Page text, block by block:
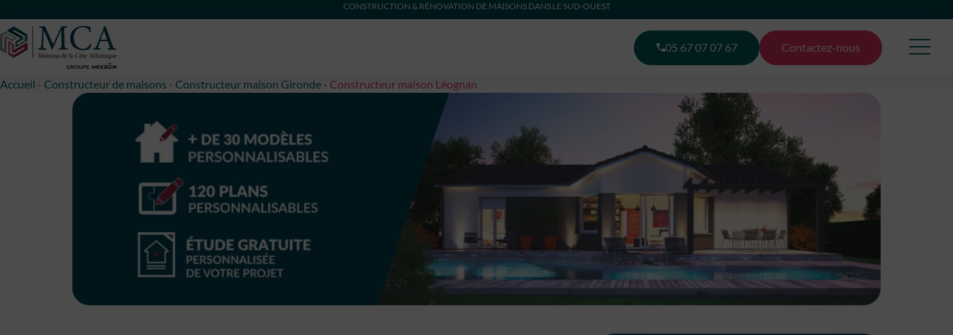
CONSTRUCTION & RÉNOVATION DE MAISONS DANS LE SUD-OUEST
05 67 07 07 67 Contactez-nous
Accueil - Constructeur de maisons - Constructeur maison Gironde - Constructeur maison Léognan